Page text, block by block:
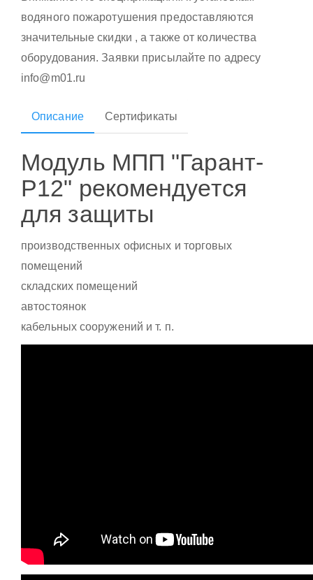
водяного пожаротушения предоставляются
значительные скидки , а также от количества
оборудования. Заявки присылайте по адресу
info@m01.ru
Описание Сертификаты
Модуль МПП "Гарант-
Р12" рекомендуется
для защиты
производственных офисных и торговых
помещений
складских помещений
автостоянок
кабельных сооружений и т. п.